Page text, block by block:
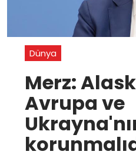
Dünya
Merz:
Avrupa ve